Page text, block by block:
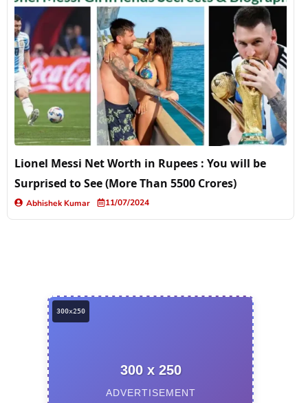
Lionel Messi Net Worth in Rupees : You will be
Surprised to See (More Than 5500 Crores)
Abhishek Kumar 11/07/2024
300 x 250
ADVERTISEMENT